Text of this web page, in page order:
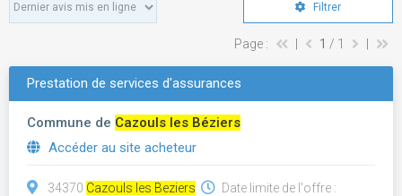
Filtrer
Page : 1 / 1
Prestation de services d'assurances
Commune de Cazouls les Béziers
Accéder au site acheteur
34370 Cazouls les Beziers
Date limite de l'offre :